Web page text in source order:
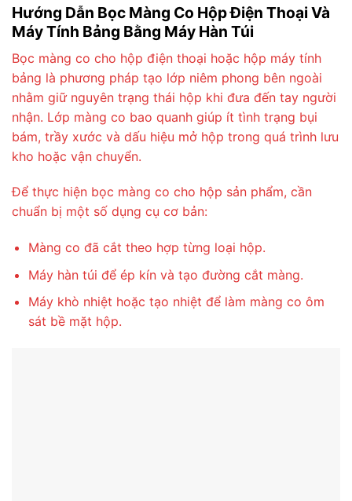
Hướng Dẫn Bọc Màng Co Hộp Điện Thoại Và
Máy Tính Bảng Bằng Máy Hàn Túi
Bọc màng co cho hộp điện thoại hoặc hộp máy tính
bảng là phương pháp tạo lớp niêm phong bên ngoài
nhằm giữ nguyên trạng thái hộp khi đưa đến tay người
nhận. Lớp màng co bao quanh giúp ít tình trạng bụi
bám, trầy xước và dấu hiệu mở hộp trong quá trình lưu
kho hoặc vận chuyển.
Để thực hiện bọc màng co cho hộp sản phẩm, cần
chuẩn bị một số dụng cụ cơ bản:
Màng co đã cắt theo hợp từng loại hộp.
Máy hàn túi để ép kín và tạo đường cắt màng.
Máy khò nhiệt hoặc tạo nhiệt để làm màng co ôm
sát bề mặt hộp.